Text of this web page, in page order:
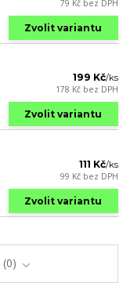
79 Kč bez DPH
Zvolit variantu
199 Kč/ks
178 Kč bez DPH
Zvolit variantu
111 Kč/ks
99 Kč bez DPH
Zvolit variantu
0